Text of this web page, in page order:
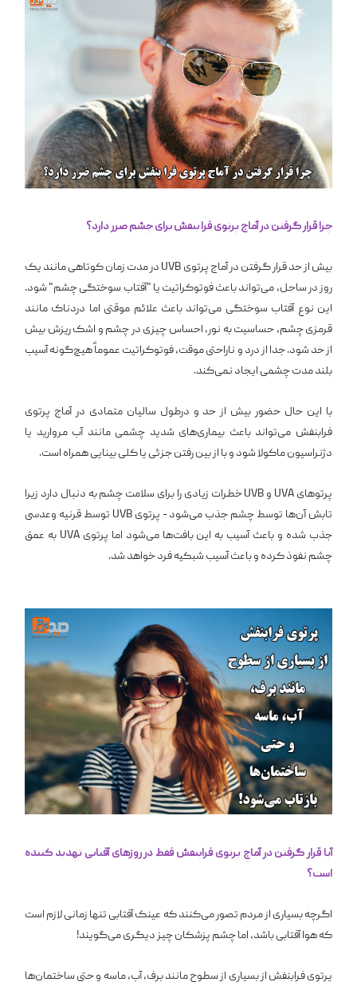
چرا قرار گرفتن در آماجپرتوی فرا بنفش برای چشم ضرر دارد؟
بیش از حد قرار گرفتن در آماج پرتوی UVB در مدت زمان کوتاهی مانند یک
روز در ساحل، می‌تواند باعث فوتوکراتیت یا "آفتاب سوختگی چشم" شود.
این نوع آفتاب سوختگی می‌تواند باعث علائم موقتی اما دردناک مانند
قرمزی چشم، حساسیت به نور، احساس چیزی در چشم و اشک ریزش بیش
از حد شود. جدا از درد و ناراحتی موقت، فوتوکراتیت عموماً هیچ‌گونه آسیب
بلند مدت چشمی ایجاد نمی‌کند.
با این حال حضور بیش از حد و درطول سالیان متمادی در آماج پرتوی
فرابنفش می‌تواند باعث بیماری‌های شدید چشمی مانند آب مروارید یا
دژنراسیون ماکولا شود و با از بین رفتن جزئی یا کلی بینایی همراه است.
پرتوهای UVA و UVB خطرات زیادی را برای سلامت چشم به دنبال دارد زیرا
تابش آن‌ها توسط چشم جذب می‌شود - پرتوی UVB توسط قرنیه وعدسی
جذب شده و باعث آسیب به این بافت‌ها می‌شود اما پرتوی UVA به عمق
چشم نفوذ کرده و باعث آسیب شبکیه فرد خواهد شد.
آیا قرار گرفتن در آماج پرتوی فرابنفش فقط در روزهای آفتابی تهدید کننده
است؟
اگرچه بسیاری از مردم تصور می‌کنند که عینک آفتابی تنها زمانی لازم است
که هوا آفتابی باشد، اما چشم پزشکان چیز دیگری می‌گویند!
پرتوی فرابنفش از بسیاری از سطوح مانند برف، آب، ماسه و حتی ساختمان‌ها